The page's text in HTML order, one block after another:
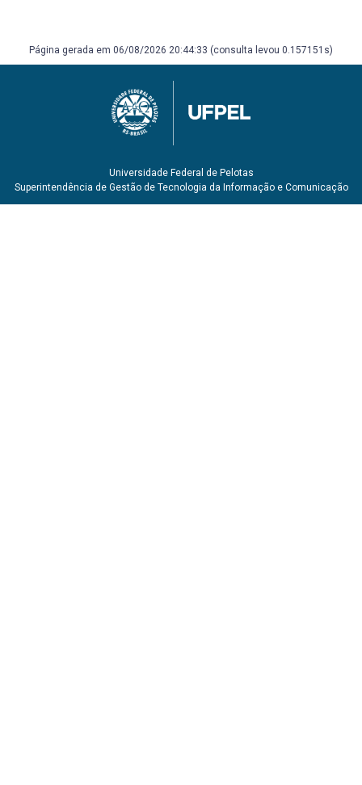
Página gerada em 06/08/2026 20:44:33 (consulta levou 0.157151s)
Universidade Federal de Pelotas
Superintendência de Gestão de Tecnologia da Informação e Comunicação